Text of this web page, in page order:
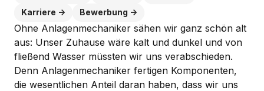
Karriere
Bewerbung
Ohne Anlagenmechaniker sähen wir ganz schön alt
aus: Unser Zuhause wäre kalt und dunkel und von
fließend Wasser müssten wir uns verabschieden.
Denn Anlagenmechaniker fertigen Komponenten,
die wesentlichen Anteil daran haben, dass wir uns